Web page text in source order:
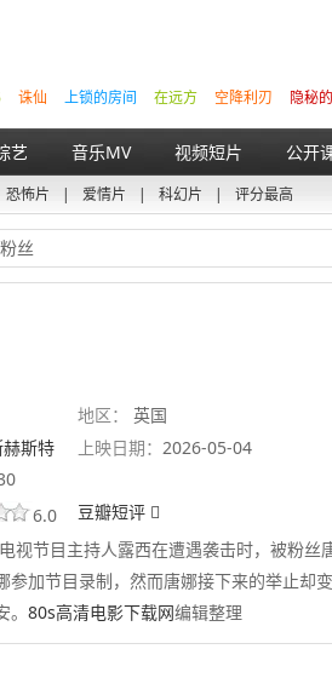
隐秘
空降利刃
在远方
上锁的房间
诛仙
艺 音乐MV 视频短片 公开
恐怖片 | 爱情片 | 科幻片 | 评分最高
丝
地区：
英国
赫斯特 上映日期： 2026-05-04
6.0
豆瓣短评
主持人露西在遭遇袭击时，被粉丝
参加节目录制，然而唐娜接下来的举止却
80s高清电影下载网编辑整理